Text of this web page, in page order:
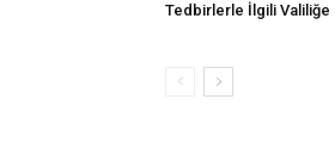
Tedbirlerle İlgili Valiliğe